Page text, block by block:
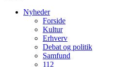
Nyheder
Forside
Kultur
Erhverv
Debat og politik
Samfund
112